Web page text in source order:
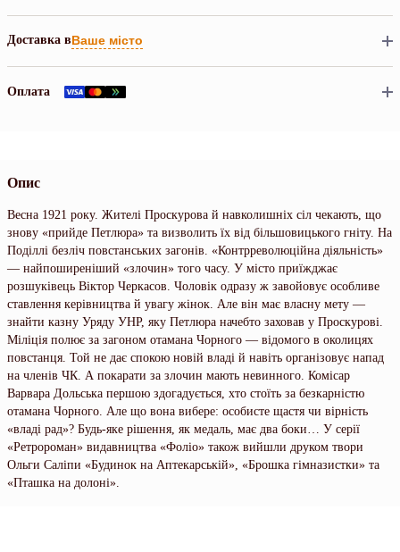
Доставка вВаше місто
Оплата
Опис
Весна 1921 року. Жителі Проскурова й навколишніх сіл чекають, що
знову «прийде Петлюра» та визволить їх від більшовицького гніту. На
Поділлі безліч повстанських загонів. «Контрреволюційна діяльність»
— найпоширеніший «злочин» того часу. У місто приїжджає
розшуківець Віктор Черкасов. Чоловік одразу ж завойовує особливе
ставлення керівництва й увагу жінок. Але він має власну мету —
знайти казну Уряду УНР, яку Петлюра начебто заховав у Проскурові.
Міліція полює за загоном отамана Чорного — відомого в околицях
повстанця. Той не дає спокою новій владі й навіть організовує напад
на членів ЧК. А покарати за злочин мають невинного. Комісар
Варвара Дольська першою здогадується, хто стоїть за безкарністю
отамана Чорного. Але що вона вибере: особисте щастя чи вірність
«владі рад»? Будь-яке рішення, як медаль, має два боки… У серії
«Ретророман» видавництва «Фоліо» також вийшли друком твори
Ольги Саліпи «Будинок на Аптекарській», «Брошка гімназистки» та
«Пташка на долоні».